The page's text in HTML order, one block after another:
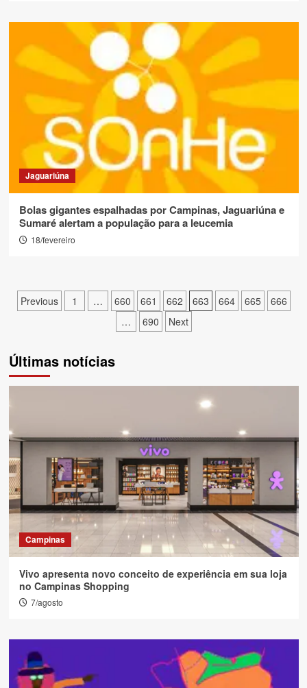
Jaguariúna
Bolas gigantes espalhadas por Campinas, Jaguariúna e
Sumaré alertam a população para a leucemia
18/fevereiro
Paginação
posts
Previous 1 … 660 661 662 663 664 665
666
…
690 Next
Últimas notícias
Campinas
Vivo apresenta novo conceito de experiência em sua loja
no Campinas Shopping
7/agosto